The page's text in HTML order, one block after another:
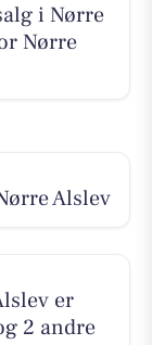
i Nørre
Nørre
Alslev
er
2 andre